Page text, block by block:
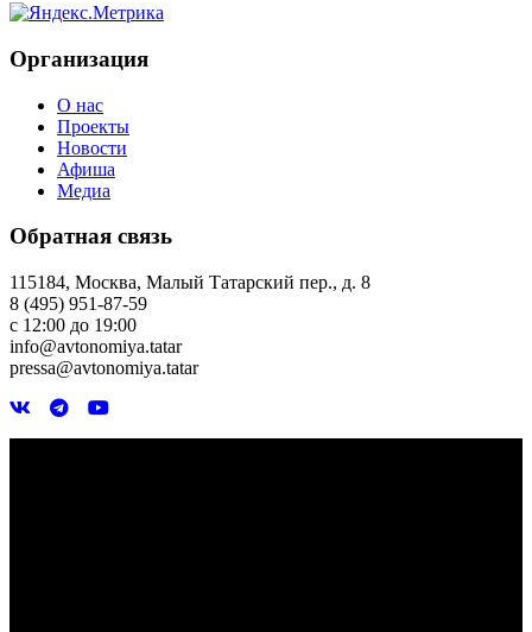
Организация
О нас
Проекты
Новости
Афиша
Медиа
Обратная связь
115184, Москва, Малый Татарский пер., д. 8
8 (495) 951-87-59
с 12:00 до 19:00
info@avtonomiya.tatar
pressa@avtonomiya.tatar